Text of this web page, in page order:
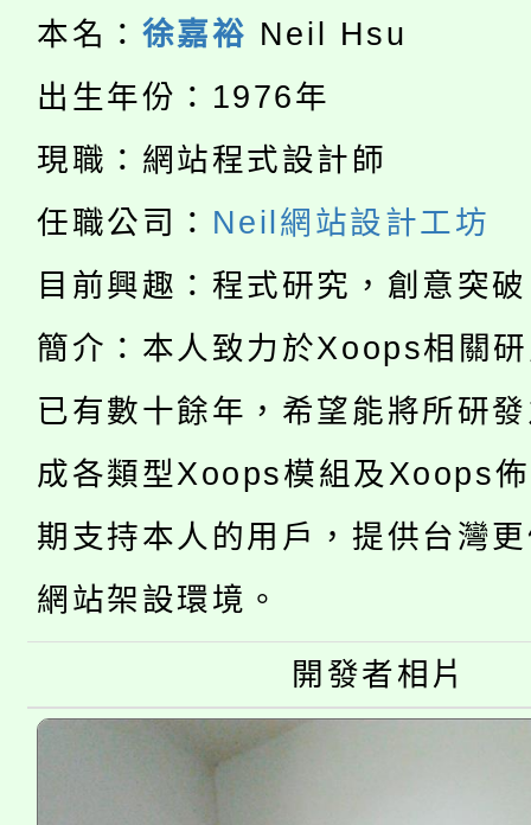
程，歡迎學生輔導中心
心理、諮商輔導、社會
系所師生報名參加。
縣市「校園短影音徵選
門員」簡章及活動海報
踴躍報名參加。
桃園市115學年度學生
要點
「桃園市補助參觀特色
展演活動實施計畫」
115年度「教育部表揚
義教育推展貢獻獎」
公告本校115學年度第
代理(課)教師甄選結果(
「2026金融保險知識
車」活動
桃園市115學年度學生
生本土語及新住民語歌
公告本校115學年度第
代理(課)教師甄選結果
公告本校115學年度第
代理(課)教師甄選結果
轉知中國文化大學推廣
《TA101》溝通分析基
程，歡迎學生輔導中心
心理、諮商輔導、社會
系所師生報名參加。
轉知苗栗縣政府辦理
縣市「校園短影音徵選
門員」簡章及活動海報
踴躍報名參加。
桃園市115學年度學生
「桃園市補助參觀特色
展演活動實施計畫」
115年度「教育部表揚
義教育推展貢獻獎」
本名： 徐嘉裕 Neil Hsu
出生年份：1976年
現職：網站程式設計師
任職公司： Neil網站設計工坊
目前興趣：程式研究，創意突
簡介：本人致力於Xoops相關
已有數十餘年，希望能將所研
成各類型Xoops模組及Xoops
期支持本人的用戶，提供台灣
網站架設環境。
開發者相片